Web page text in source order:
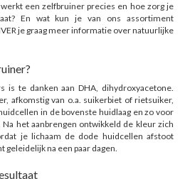
een zelfbruiner precies en hoe zorg je
En wat kun je van ons assortiment
je graag meer informatie over natuurlijke
is te danken aan DHA, dihydroxyacetone.
afkomstig van o.a. suikerbiet of rietsuiker,
in de bovenste huidlaag en zo voor
het aanbrengen ontwikkeld de kleur zich
je lichaam de dode huidcellen afstoot
na een paar dagen.